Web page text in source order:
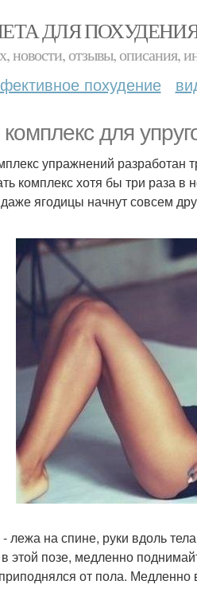
ДЛЯ
новости, отзывы, описания,
похудение
для
упражнений разработан
комплекс хотя бы три раза в
ягодицы начнут совсем
лежа на спине, руки вдоль
этой позе, медленно
приподнялся от пола.